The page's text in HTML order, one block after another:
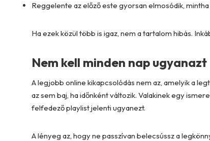
Reggelente az előző este gyorsan elmosódik,
Ha ezek közül több is igaz, nem a tartalom hibás.
Nem kell minden nap ugyanazt
A legjobb online kikapcsolódás nem az, amelyik a
az sem baj, ha időnként változik. Valakinek egy
felfedező playlist jelenti ugyanezt.
A lényeg az, hogy ne passzívan belecsússz a